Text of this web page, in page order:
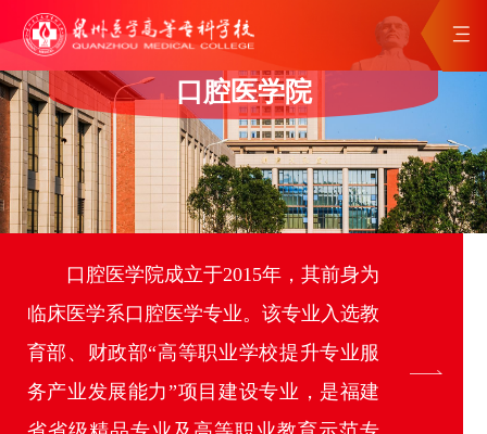
口腔医学院
口腔医学院成立于2015年，其前身为
临床医学系口腔医学专业。该专业入选教
育部、财政部“高等职业学校提升专业服
务产业发展能力”项目建设专业，是福建